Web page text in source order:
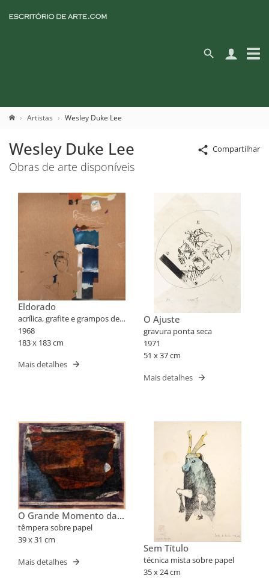
Artistas Wesley Duke Lee
Compartilhar
Wesley Duke Lee
Obras de arte disponíveis
Eldorado
acrílica, grafite e grampos de
metal sobre linho
1968
183 x 183 cm
Mais detalhes
O Ajuste
gravura ponta seca
1971
51 x 37 cm
Mais detalhes
O Grande Momento da
Galinha
têmpera sobre papel
39 x 31 cm
Mais detalhes
Sem Título
técnica mista sobre papel
35 x 24 cm